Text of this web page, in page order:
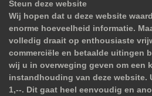
Steun deze website
Wij hopen dat u deze website
enorme hoeveelheid informatie.
volledig draait op enthousiaste
commerciële en betaalde uitingen
wij u in overweging geven om een
instandhouding van deze website.
1,--. Dit gaat heel eenvoudig en